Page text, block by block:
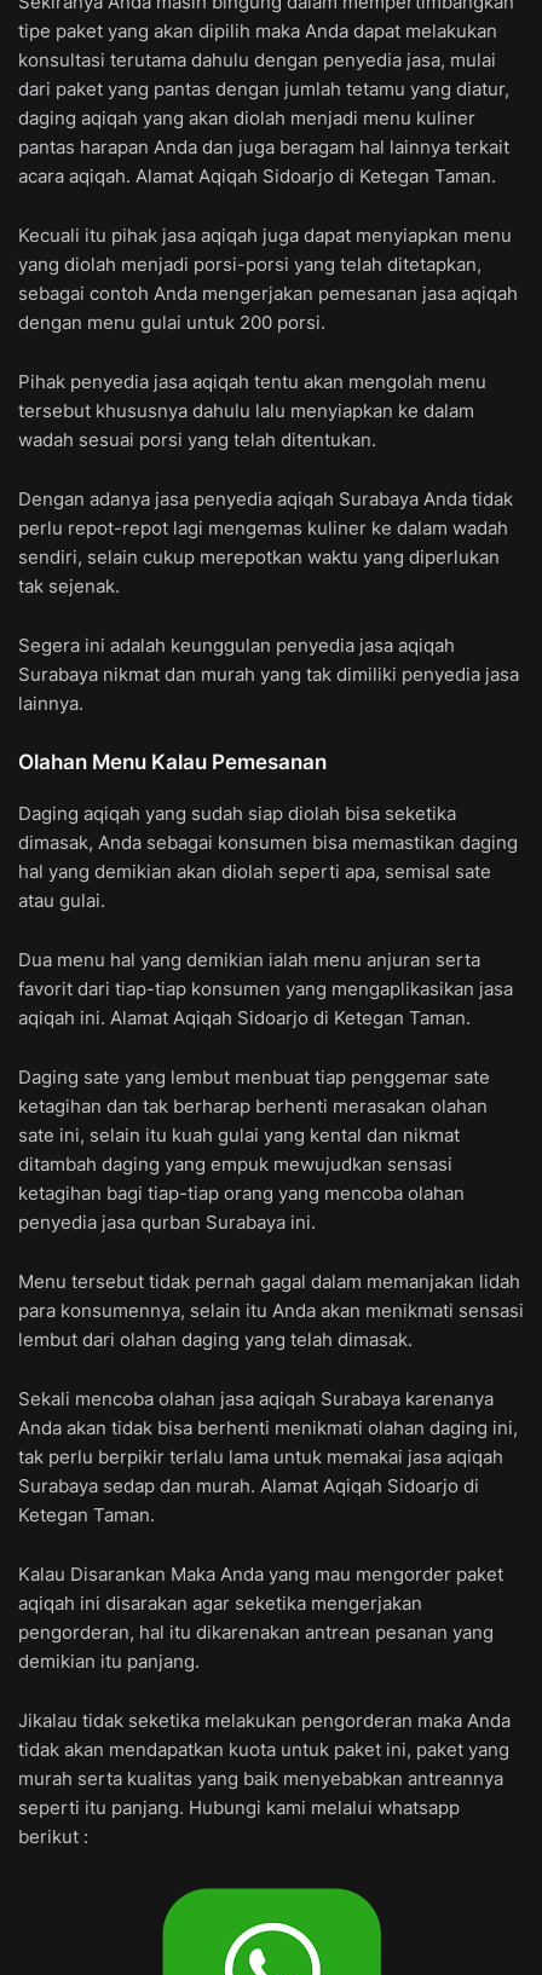
tipe paket yang akan dipilih maka Anda dapat melakukan
konsultasi terutama dahulu dengan penyedia jasa, mulai
dari paket yang pantas dengan jumlah tetamu yang diatur,
daging aqiqah yang akan diolah menjadi menu kuliner
pantas harapan Anda dan juga beragam hal lainnya terkait
acara aqiqah. Alamat Aqiqah Sidoarjo di Ketegan Taman.
Kecuali itu pihak jasa aqiqah juga dapat menyiapkan menu
yang diolah menjadi porsi-porsi yang telah ditetapkan,
sebagai contoh Anda mengerjakan pemesanan jasa aqiqah
dengan menu gulai untuk 200 porsi.
Pihak penyedia jasa aqiqah tentu akan mengolah menu
tersebut khususnya dahulu lalu menyiapkan ke dalam
wadah sesuai porsi yang telah ditentukan.
Dengan adanya jasa penyedia aqiqah Surabaya Anda tidak
perlu repot-repot lagi mengemas kuliner ke dalam wadah
sendiri, selain cukup merepotkan waktu yang diperlukan
tak sejenak.
Segera ini adalah keunggulan penyedia jasa aqiqah
Surabaya nikmat dan murah yang tak dimiliki penyedia jasa
lainnya.
Olahan Menu Kalau Pemesanan
Daging aqiqah yang sudah siap diolah bisa seketika
dimasak, Anda sebagai konsumen bisa memastikan daging
hal yang demikian akan diolah seperti apa, semisal sate
atau gulai.
Dua menu hal yang demikian ialah menu anjuran serta
favorit dari tiap-tiap konsumen yang mengaplikasikan jasa
aqiqah ini. Alamat Aqiqah Sidoarjo di Ketegan Taman.
Daging sate yang lembut menbuat tiap penggemar sate
ketagihan dan tak berharap berhenti merasakan olahan
sate ini, selain itu kuah gulai yang kental dan nikmat
ditambah daging yang empuk mewujudkan sensasi
ketagihan bagi tiap-tiap orang yang mencoba olahan
penyedia jasa qurban Surabaya ini.
Menu tersebut tidak pernah gagal dalam memanjakan lidah
para konsumennya, selain itu Anda akan menikmati sensasi
lembut dari olahan daging yang telah dimasak.
Sekali mencoba olahan jasa aqiqah Surabaya karenanya
Anda akan tidak bisa berhenti menikmati olahan daging ini,
tak perlu berpikir terlalu lama untuk memakai jasa aqiqah
Surabaya sedap dan murah. Alamat Aqiqah Sidoarjo di
Ketegan Taman.
Kalau Disarankan Maka Anda yang mau mengorder paket
aqiqah ini disarakan agar seketika mengerjakan
pengorderan, hal itu dikarenakan antrean pesanan yang
demikian itu panjang.
Jikalau tidak seketika melakukan pengorderan maka Anda
tidak akan mendapatkan kuota untuk paket ini, paket yang
murah serta kualitas yang baik menyebabkan antreannya
seperti itu panjang. Hubungi kami melalui whatsapp
berikut :